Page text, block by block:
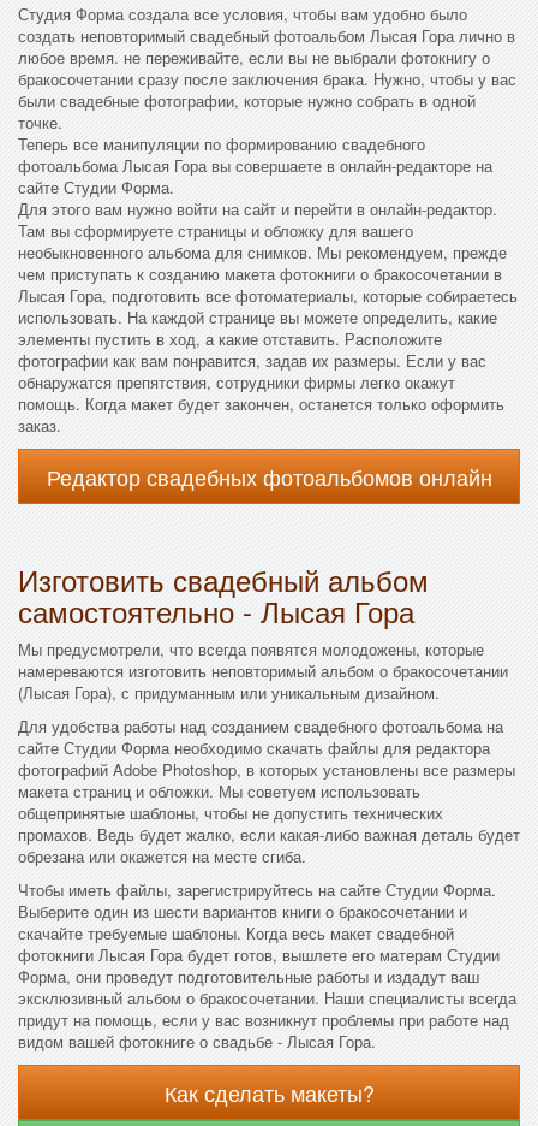
Студия Форма создала все условия, чтобы вам удобно было
создать неповторимый свадебный фотоальбом Лысая Гора лично в
любое время. не переживайте, если вы не выбрали фотокнигу о
бракосочетании сразу после заключения брака. Нужно, чтобы у вас
были свадебные фотографии, которые нужно собрать в одной
точке.
Теперь все манипуляции по формированию свадебного
фотоальбома Лысая Гора вы совершаете в онлайн-редакторе на
сайте Студии Форма.
Для этого вам нужно войти на сайт и перейти в онлайн-редактор.
Там вы сформируете страницы и обложку для вашего
необыкновенного альбома для снимков. Мы рекомендуем, прежде
чем приступать к созданию макета фотокниги о бракосочетании в
Лысая Гора, подготовить все фотоматериалы, которые собираетесь
использовать. На каждой странице вы можете определить, какие
элементы пустить в ход, а какие отставить. Расположите
фотографии как вам понравится, задав их размеры. Если у вас
обнаружатся препятствия, сотрудники фирмы легко окажут
помощь. Когда макет будет закончен, останется только оформить
заказ.
Редактор свадебных фотоальбомов онлайн
Изготовить свадебный альбом
самостоятельно - Лысая Гора
Мы предусмотрели, что всегда появятся молодожены, которые
намереваются изготовить неповторимый альбом о бракосочетании
(Лысая Гора), с придуманным или уникальным дизайном.
Для удобства работы над созданием свадебного фотоальбома на
сайте Студии Форма необходимо скачать файлы для редактора
фотографий Adobe Photoshop, в которых установлены все размеры
макета страниц и обложки. Мы советуем использовать
общепринятые шаблоны, чтобы не допустить технических
промахов. Ведь будет жалко, если какая-либо важная деталь будет
обрезана или окажется на месте сгиба.
Чтобы иметь файлы, зарегистрируйтесь на сайте Студии Форма.
Выберите один из шести вариантов книги о бракосочетании и
скачайте требуемые шаблоны. Когда весь макет свадебной
фотокниги Лысая Гора будет готов, вышлете его матерам Студии
Форма, они проведут подготовительные работы и издадут ваш
эксклюзивный альбом о бракосочетании. Наши специалисты всегда
придут на помощь, если у вас возникнут проблемы при работе над
видом вашей фотокниге о свадьбе - Лысая Гора.
Как сделать макеты?